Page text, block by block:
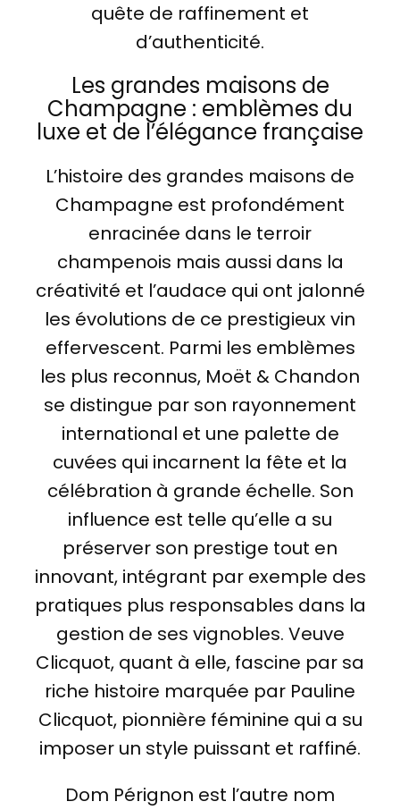
quête de raffinement et
d’authenticité.
Les grandes maisons de
Champagne : emblèmes du
luxe et de l’élégance française
L’histoire des grandes maisons de
Champagne est profondément
enracinée dans le terroir
champenois mais aussi dans la
créativité et l’audace qui ont jalonné
les évolutions de ce prestigieux vin
effervescent. Parmi les emblèmes
les plus reconnus, Moët & Chandon
se distingue par son rayonnement
international et une palette de
cuvées qui incarnent la fête et la
célébration à grande échelle. Son
influence est telle qu’elle a su
préserver son prestige tout en
innovant, intégrant par exemple des
pratiques plus responsables dans la
gestion de ses vignobles. Veuve
Clicquot, quant à elle, fascine par sa
riche histoire marquée par Pauline
Clicquot, pionnière féminine qui a su
imposer un style puissant et raffiné.
Dom Pérignon est l’autre nom